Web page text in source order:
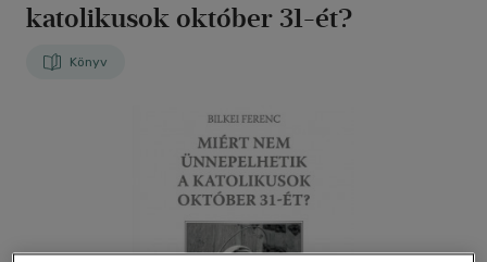
katolikusok október 31-ét?
Könyv